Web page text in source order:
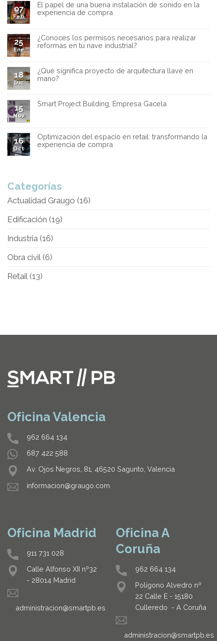
07
Feb
El papel de una buena instalación de sonido en la
experiencia de compra
25
Ene
¿Conoces los permisos necesarios para realizar
reformas en tu nave industrial?
18
Dic
¿Qué significa proyecto de arquitectura llave en
mano?
15
Nov
Smart Project Building, Empresa Gacela
16
Oct
Optimización del espacio en retail: transformando la
experiencia de compra
Categorías
Actualidad Graugo (16)
Edificación (19)
Industria (16)
Obra civil (6)
Retail (13)
Oficina Madrid
911 731 028
Calle Alfonso XII nº32
- 28014 Madrid
administracion@smartpb.es
Oficina Valencia
962 664 134
687 422 588
Av. Ojos Negros, 81, 46520 Sagunto, Valencia
informacion@graugo.com
Oficina A
Coruña
962 664 134
Polígono Alvedro nº
22 Calle E - 15180
Culleredo - A Coruña
administracion@smartpb.es